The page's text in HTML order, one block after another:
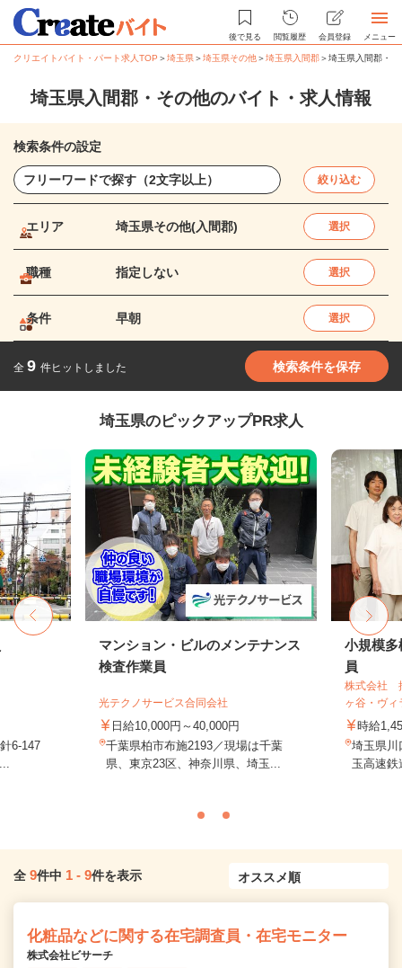
後で見る 閲覧履歴 会員登録 メニュー
クリエイトバイト・パート求人TOP ＞埼玉県＞埼玉県その他＞埼玉県入間郡＞埼玉県入間郡・
埼玉県入間郡・その他のバイト・求人情報
検索条件の設定
絞り込む
エリア 埼玉県その他(入間郡) 選択
職種 指定しない 選択
条件 早朝 選択
全 9 件ヒットしました 検索条件を保存
埼玉県のピックアップPR求人
6-147
マンション・ビルのメンテナンス
検査作業員
光テクノサービス合同会社
日給10,000円～40,000円
千葉県柏市布施2193／現場は千葉
県、東京23区、神奈川県、埼玉...
小規模多
員
株式会社
ヶ谷・ヴィ
時給
埼玉県川
玉高速
全 9件中 1 - 9件を表示
化粧品などに関する在宅調査員・在宅モニター
株式会社ビサーチ